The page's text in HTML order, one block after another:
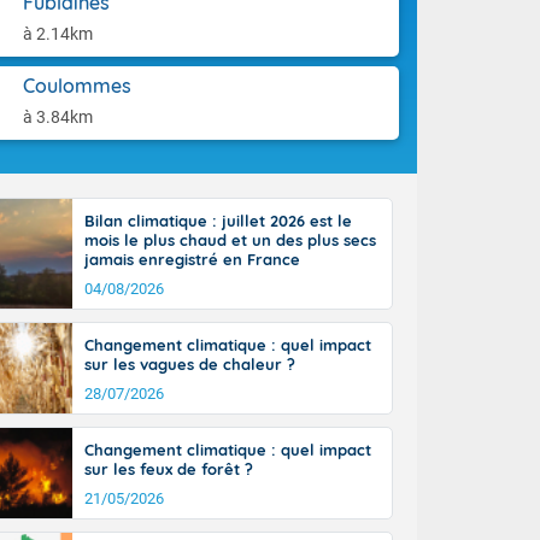
à 2.14km
Coulommes
à 3.84km
jusque
la Corse
le
des
en
nuit
orages,
jour, le
au sud,
hausse, en
et même
Bilan climatique : juillet 2026 est le
mois le plus chaud et un des plus secs
jamais enregistré en France
04/08/2026
Changement climatique : quel impact
sur les vagues de chaleur ?
28/07/2026
Changement climatique : quel impact
sur les feux de forêt ?
21/05/2026